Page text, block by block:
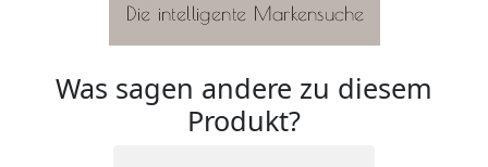
Was sagen andere zu diesem
Produkt?